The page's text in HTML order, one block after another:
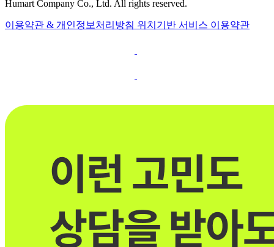
Humart Company Co., Ltd. All rights reserved.
이용약관 & 개인정보처리방침 위치기반 서비스 이용약관